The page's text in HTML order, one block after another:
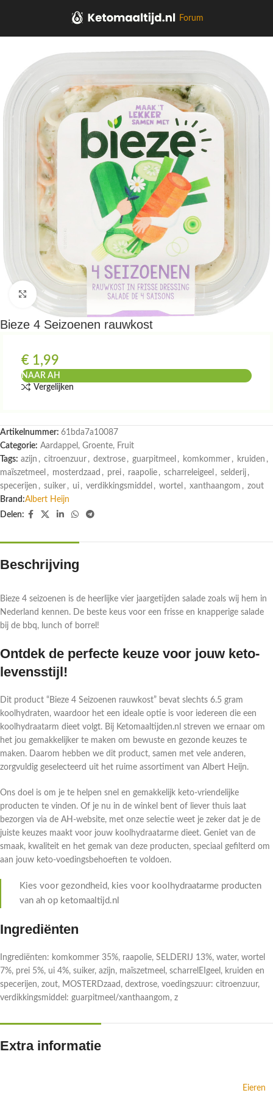
Forum
Klik om te vergroten
Bieze 4 Seizoenen rauwkost
€ 1,99
NAAR AH
Vergelijken
Artikelnummer: 61bda7a10087
Categorie: Aardappel, Groente, Fruit
Tags: azijn , citroenzuur , dextrose , guarpitmeel , komkommer , kruiden ,
maïszetmeel , mosterdzaad , prei , raapolie , scharreleigeel , selderij ,
specerijen , suiker , ui , verdikkingsmiddel , wortel , xanthaangom , zout
Brand:Albert Heijn
Delen:
Beschrijving
Bieze 4 seizoenen is de heerlijke vier jaargetijden salade zoals wij hem in
Nederland kennen. De beste keus voor een frisse en knapperige salade
bij de bbq, lunch of borrel!
Ontdek de perfecte keuze voor jouw keto-
levensstijl!
Dit product “Bieze 4 Seizoenen rauwkost” bevat slechts 6.5 gram
koolhydraten, waardoor het een ideale optie is voor iedereen die een
koolhydraatarm dieet volgt. Bij Ketomaaltijden.nl streven we ernaar om
het jou gemakkelijker te maken om bewuste en gezonde keuzes te
maken. Daarom hebben we dit product, samen met vele anderen,
zorgvuldig geselecteerd uit het ruime assortiment van Albert Heijn.
Ons doel is om je te helpen snel en gemakkelijk keto-vriendelijke
producten te vinden. Of je nu in de winkel bent of liever thuis laat
bezorgen via de AH-website, met onze selectie weet je zeker dat je de
juiste keuzes maakt voor jouw koolhydraatarme dieet. Geniet van de
smaak, kwaliteit en het gemak van deze producten, speciaal gefilterd om
aan jouw keto-voedingsbehoeften te voldoen.
Kies voor gezondheid, kies voor koolhydraatarme producten
van ah op ketomaaltijd.nl
Ingrediënten
Ingrediënten: komkommer 35%, raapolie, SELDERIJ 13%, water, wortel
7%, prei 5%, ui 4%, suiker, azijn, maïszetmeel, scharrelEIgeel, kruiden en
specerijen, zout, MOSTERDzaad, dextrose, voedingszuur: citroenzuur,
verdikkingsmiddel: guarpitmeel/xanthaangom, z
Extra informatie
Eieren